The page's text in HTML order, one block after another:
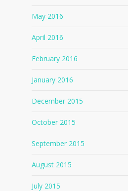
May 2016
April 2016
February 2016
January 2016
December 2015
October 2015
September 2015
August 2015
July 2015